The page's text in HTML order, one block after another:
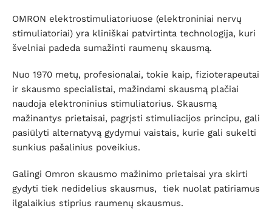
OMRON elektrostimuliatoriuose (elektroniniai nervų
stimuliatoriai) yra kliniškai patvirtinta technologija, kuri
švelniai padeda sumažinti raumenų skausmą.
Nuo 1970 metų, profesionalai, tokie kaip, fizioterapeutai
ir skausmo specialistai, mažindami skausmą plačiai
naudoja elektroninius stimuliatorius. Skausmą
mažinantys prietaisai, pagrįsti stimuliacijos principu, gali
pasiūlyti alternatyvą gydymui vaistais, kurie gali sukelti
sunkius pašalinius poveikius.
Galingi Omron skausmo mažinimo prietaisai yra skirti
gydyti tiek nedidelius skausmus, tiek nuolat patiriamus
ilgalaikius stiprius raumenų skausmus.